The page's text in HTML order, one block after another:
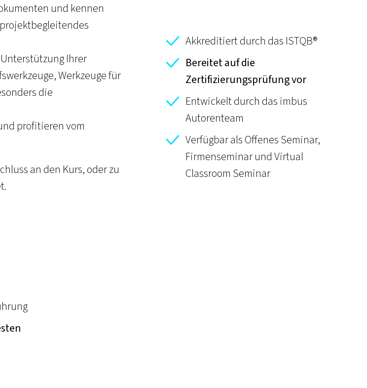
Akkreditiert durch das ISTQB®
Bereitet auf die
Zertifizierungsprüfung vor
Entwickelt durch das imbus
Autorenteam
Verfügbar als Offenes Seminar,
Firmenseminar und Virtual
Classroom Seminar
und kennen
Ihrer
Werkzeuge für
die
profitieren vom
an den Kurs, oder zu